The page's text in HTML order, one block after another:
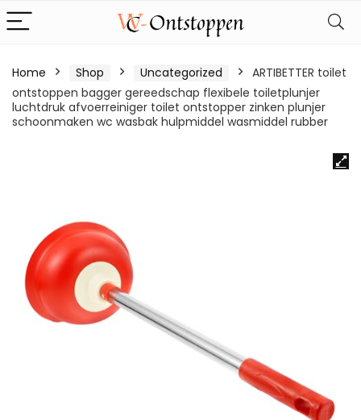
Home Shop Uncategorized
ARTIBETTER toilet
ontstoppen bagger gereedschap flexibele toiletplunjer
luchtdruk afvoerreiniger toilet ontstopper zinken plunjer
schoonmaken wc wasbak hulpmiddel wasmiddel rubber